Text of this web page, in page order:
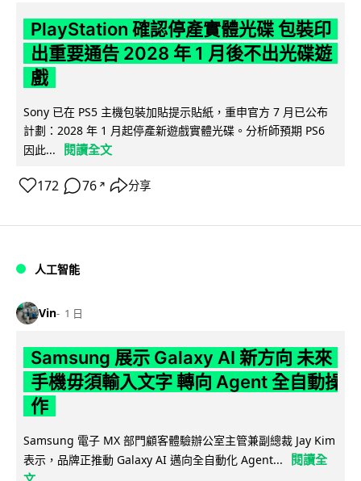
PlayStation 確認停產實體光碟 包裝印
出重要通告 2028 年 1 月後不出光碟遊
戲
Sony 已在 PS5 主機包裝加貼提示貼紙，重申官方 7 月已公布
計劃：2028 年 1 月起停產新遊戲實體光碟。分析師預期 PS6
因此...
閱讀全文
172 76 ↗ 分享
人工智能
Vin 1 日
Samsung 展示 Galaxy AI 新方向 未來
手機毋須輸入文字 轉向 Agent 全自動操
作
Samsung 電子 MX 部門顧客體驗辦公室主管兼副總裁 Jay Kim
表示，品牌正推動 Galaxy AI 邁向全自動化 Agent...
閱讀全